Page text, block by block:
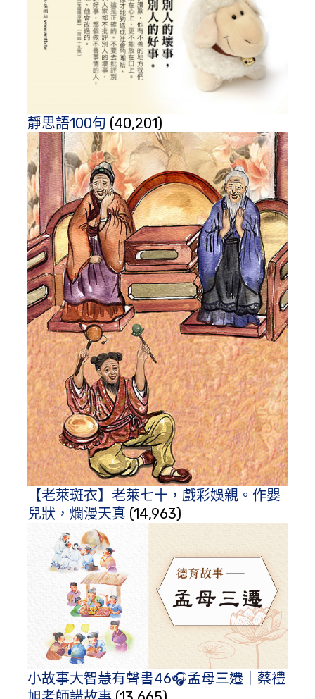
靜思語100句 (40,201)
【老萊斑衣】老萊七十，戲彩娛親。作嬰
兒狀，爛漫天真 (14,963)
小故事大智慧有聲書46🎧孟母三遷｜蔡禮